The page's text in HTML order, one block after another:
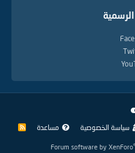
سياسة الخصوصية مساعدة
R
Forum software by XenForo